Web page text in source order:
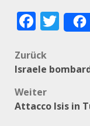
Zurück
Israele
Weiter
Attacco Isis in